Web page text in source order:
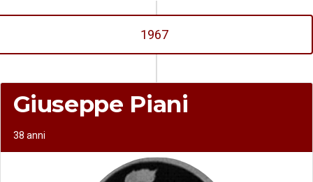
1967
Giuseppe Piani
38 anni